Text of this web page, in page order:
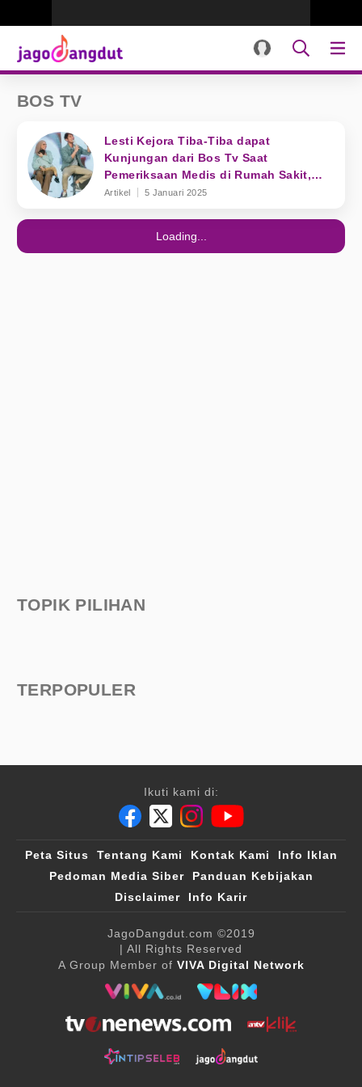
BOS TV
Lesti Kejora Tiba-Tiba dapat
Kunjungan dari Bos Tv Saat
Pemeriksaan Medis di Rumah Sakit,
Ada Apa?
Artikel 5 Januari 2025
Loading...
TOPIK PILIHAN
TERPOPULER
Ikuti kami di:
Peta Situs Tentang Kami Kontak Kami
Info Iklan
Pedoman Media Siber
Panduan Kebijakan
Disclaimer
Info Karir
JagoDangdut.com ©2019
| All Rights Reserved
A Group Member of VIVA Digital Network